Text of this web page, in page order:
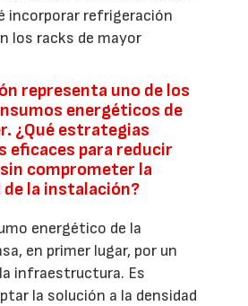
incorporar refrigeración
los racks de mayor
representa uno de los
energéticos de
¿Qué estrategias
eficaces para reducir
comprometer la
la instalación?
energético de la
en primer lugar, por un
infraestructura. Es
la solución a la densidad